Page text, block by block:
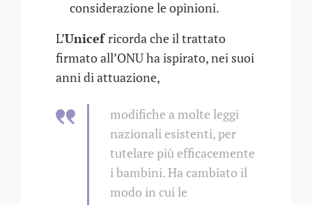
considerazione le opinioni.
L’Unicefricorda che il trattato
firmato all’ONU ha ispirato, nei suoi
anni di attuazione,
modifiche a molte leggi
nazionali esistenti, per
tutelare più efficacemente
i bambini. Ha cambiato il
modo in cui le